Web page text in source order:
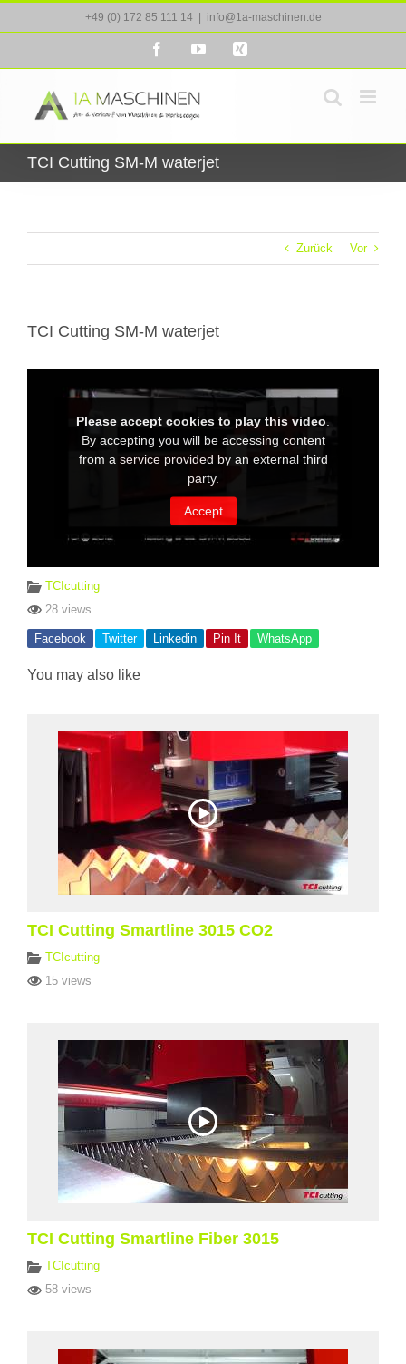
+49 (0) 172 85 111 14 info@1a-maschinen.de
FacebookYouTube
TCI Cutting SM-M waterjet
Zurück Vor
TCI Cutting SM-M waterjet
TCIcutting
28 views
Facebook Twitter Linkedin Pin It WhatsApp
You may also like
TCI Cutting Smartline 3015 CO2
TCIcutting
15 views
TCI Cutting Smartline Fiber 3015
TCIcutting
58 views